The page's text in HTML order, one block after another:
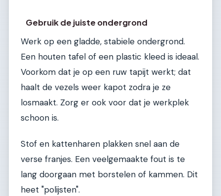
Gebruik de juiste ondergrond
Werk op een gladde, stabiele ondergrond.
Een houten tafel of een plastic kleed is ideaal.
Voorkom dat je op een ruw tapijt werkt; dat
haalt de vezels weer kapot zodra je ze
losmaakt. Zorg er ook voor dat je werkplek
schoon is.
Stof en kattenharen plakken snel aan de
verse franjes. Een veelgemaakte fout is te
lang doorgaan met borstelen of kammen. Dit
heet "polijsten".